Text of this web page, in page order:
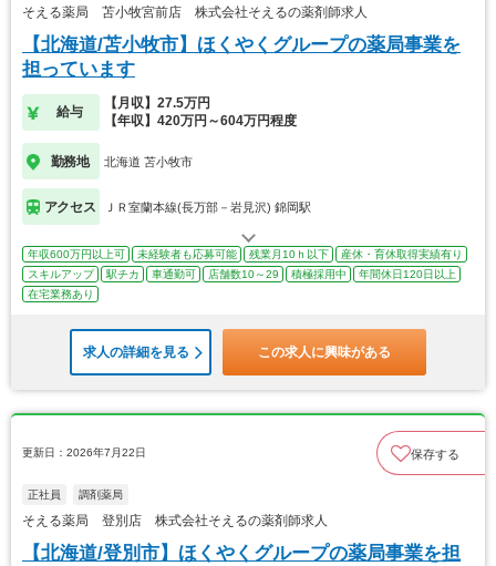
そえる薬局 苫小牧宮前店 株式会社そえるの薬剤師求人
【北海道/苫小牧市】ほくやくグループの薬局事業を
担っています
給与
【月収】27.5万円
【年収】420万円～604万円程度
勤務地 北海道 苫小牧市
アクセス ＪＲ室蘭本線(長万部－岩見沢) 錦岡駅
年収600万円以上可 未経験者も応募可能 残業月10ｈ以下
産休・育休取得実績有り
スキルアップ
駅チカ 車通勤可 店舗数10～29 積極採用中
年間休日120日以上
在宅業務あり
求人の詳細を見る この求人に興味がある
更新日：2026年7月22日 保存する
正社員 調剤薬局
そえる薬局 登別店 株式会社そえるの薬剤師求人
【北海道/登別市】ほくやくグループの薬局事業を担